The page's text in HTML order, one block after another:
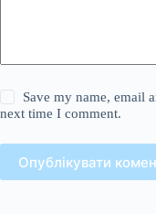
Save my name, email
next time I comment.
Опублікувати